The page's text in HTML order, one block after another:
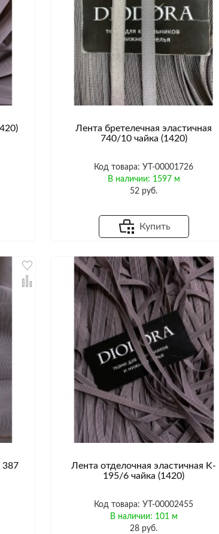
Лента бретелечная эластичная
740/10 чайка (1420)
Код товара: УТ-00001726
В наличии: 1597 м
52 руб.
Купить
387
Лента отделочная эластичная K-
195/6 чайка (1420)
Код товара: УТ-00002455
В наличии: 101 м
28 руб.